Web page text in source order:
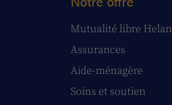
Mutualité libre Helan
Assurances
Aide-ménagère
Soins et soutien